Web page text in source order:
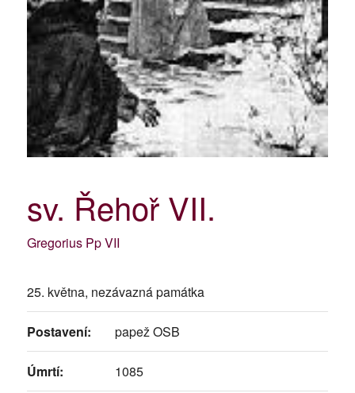
sv. Řehoř VII.
Gregorius Pp VII
25. května, nezávazná památka
Postavení: papež OSB
Úmrtí: 1085